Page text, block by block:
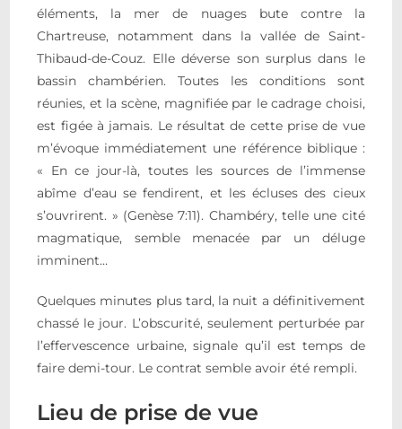
éléments, la mer de nuages bute contre la
Chartreuse, notamment dans la vallée de Saint-
Thibaud-de-Couz. Elle déverse son surplus dans le
bassin chambérien. Toutes les conditions sont
réunies, et la scène, magnifiée par le cadrage choisi,
est figée à jamais. Le résultat de cette prise de vue
m’évoque immédiatement une référence biblique :
« En ce jour-là, toutes les sources de l’immense
abîme d’eau se fendirent, et les écluses des cieux
s’ouvrirent. » (Genèse 7:11). Chambéry, telle une cité
magmatique, semble menacée par un déluge
imminent…
Quelques minutes plus tard, la nuit a définitivement
chassé le jour. L’obscurité, seulement perturbée par
l’effervescence urbaine, signale qu’il est temps de
faire demi-tour. Le contrat semble avoir été rempli.
Lieu de prise de vue